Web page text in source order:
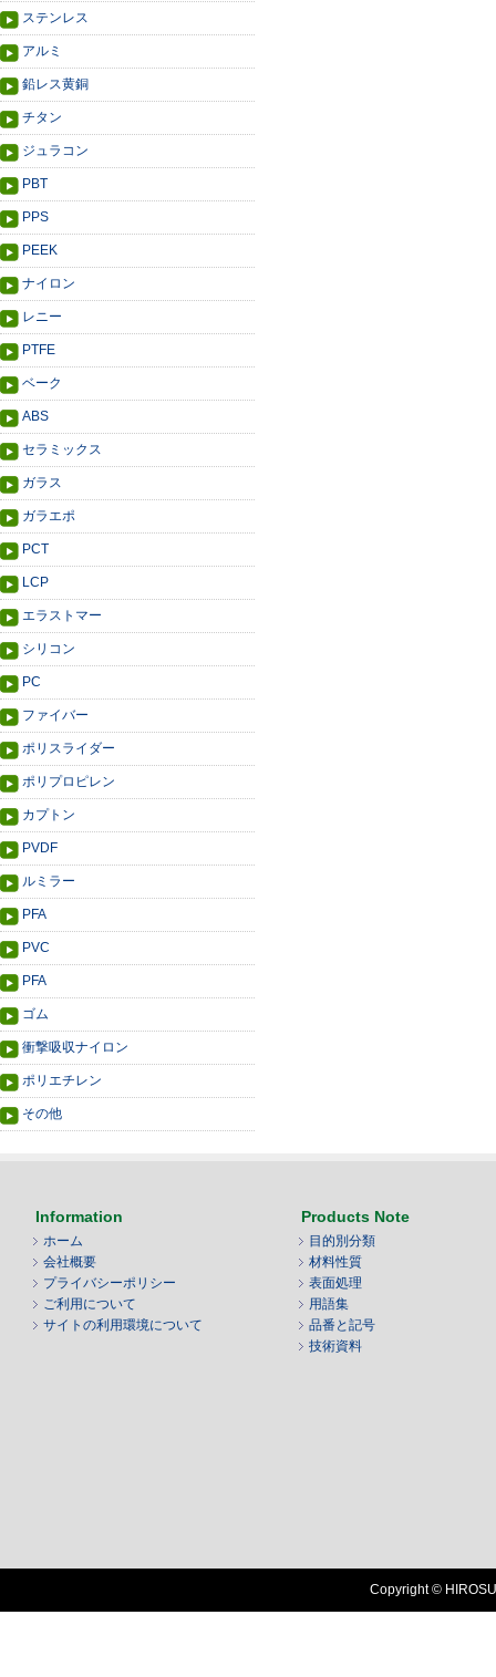
ステンレス
アルミ
鉛レス黄銅
チタン
ジュラコン
PBT
PPS
PEEK
ナイロン
レニー
PTFE
ベーク
ABS
セラミックス
ガラス
ガラエポ
PCT
LCP
エラストマー
シリコン
PC
ファイバー
ポリスライダー
ポリプロピレン
カプトン
PVDF
ルミラー
PFA
PVC
PFA
ゴム
衝撃吸収ナイロン
ポリエチレン
その他
Information
ホーム
会社概要
プライバシーポリシー
ご利用について
サイトの利用環境について
Products Note
目的別分類
材料性質
表面処理
用語集
品番と記号
技術資料
Copyright ©